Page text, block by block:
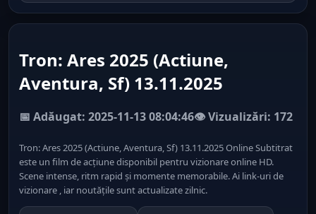
Tron: Ares 2025 (Actiune,
Aventura, Sf) 13.11.2025
📅 Adăugat: 2025-11-13 08:04:46👁️ Vizualizări: 172
Tron: Ares 2025 (Actiune, Aventura, Sf) 13.11.2025 Online Subtitrat
este un film de acțiune disponibil pentru vizionare online HD.
Scene intense, ritm rapid și momente memorabile. Ai link-uri de
vizionare , iar noutățile sunt actualizate zilnic.